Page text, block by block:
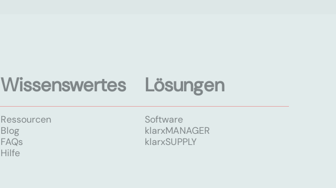
Wissenswertes
Ressourcen
Blog
FAQs
Hilfe
Lösungen
Software
klarxMANAGER
klarxSUPPLY